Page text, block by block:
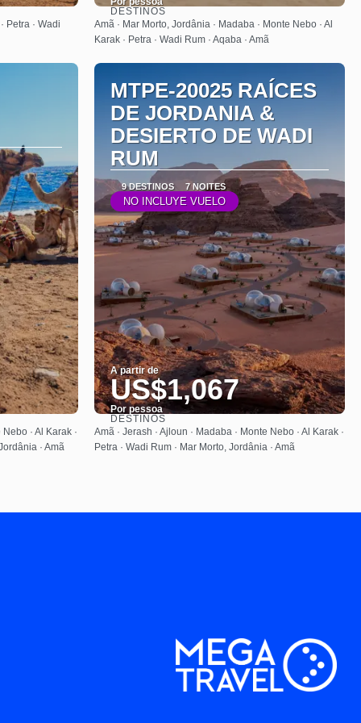
Petra · Wadi
Saiba mais
DESTINOS
Amã · Mar Morto, Jordânia · Madaba · Monte Nebo · Al
Karak · Petra · Wadi Rum · Aqaba · Amã
· Al Karak ·
· Amã
MTPE-20025 RAÍCES
DE JORDANIA &
DESIERTO DE WADI
RUM
9 DESTINOS 7 NOITES
NO INCLUYE VUELO
A partir de
US$1,067
Por pessoa
Saiba mais
DESTINOS
Amã · Jerash · Ajloun · Madaba · Monte Nebo · Al Karak ·
Petra · Wadi Rum · Mar Morto, Jordânia · Amã